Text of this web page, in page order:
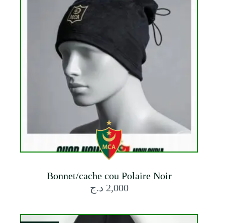
Bonnet/cache cou Polaire Noir
2,000 د.ج